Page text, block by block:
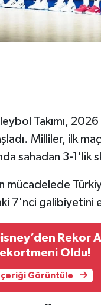
Takımı,
Milliler, ilk
sahadan 3-1'lik
mücadelede
7'nci galibiyetini
Rekor
Oldu!
İçeriği Görüntüle